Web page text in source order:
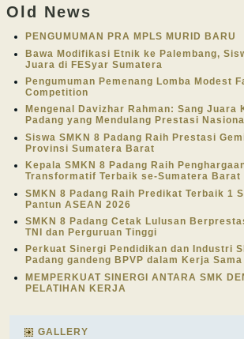
Old News
PENGUMUMAN PRA MPLS MURID BARU
Bawa Modifikasi Etnik ke Palembang,
Juara di FESyar Sumatera
Pengumuman Pemenang Lomba Modest
Competition
Mengenal Davizhar Rahman: Sang Juara
Padang yang Mendulang Prestasi Nasional
Siswa SMKN 8 Padang Raih Prestasi
Provinsi Sumatera Barat
Kepala SMKN 8 Padang Raih
Transformatif Terbaik se-Sumatera Barat
SMKN 8 Padang Raih Predikat Terbaik 1
Pantun ASEAN 2026
SMKN 8 Padang Cetak Lulusan
TNI dan Perguruan Tinggi
Perkuat Sinergi Pendidikan dan Industri
Padang gandeng BPVP dalam Kerja
MEMPERKUAT SINERGI ANTARA SMK
PELATIHAN KERJA
GALLERY